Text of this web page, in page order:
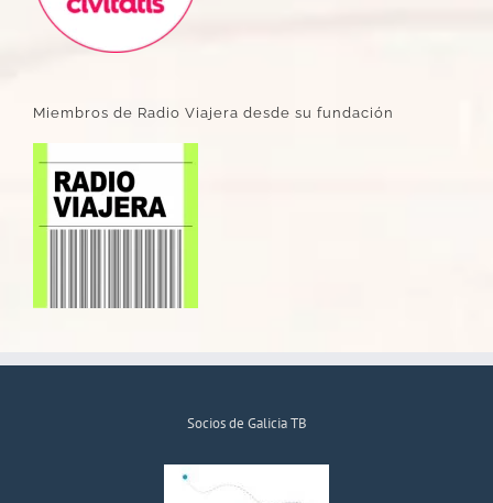
Miembros de Radio Viajera desde su fundación
Socios de Galicia TB